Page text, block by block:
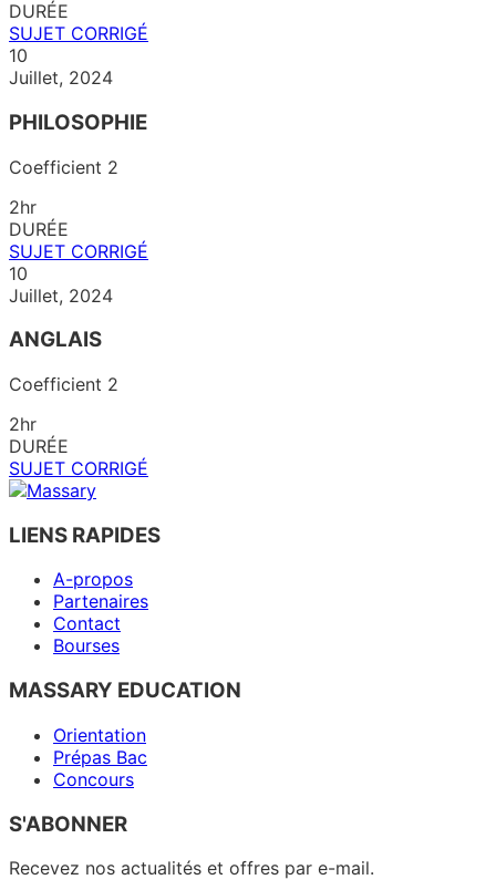
DURÉE
SUJET CORRIGÉ
10
Juillet, 2024
PHILOSOPHIE
Coefficient 2
2hr
DURÉE
SUJET CORRIGÉ
10
Juillet, 2024
ANGLAIS
Coefficient 2
2hr
DURÉE
SUJET CORRIGÉ
LIENS RAPIDES
A-propos
Partenaires
Contact
Bourses
MASSARY EDUCATION
Orientation
Prépas Bac
Concours
S'ABONNER
Recevez nos actualités et offres par e-mail.